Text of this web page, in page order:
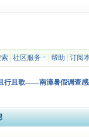
| 社区服务 帮助 订阅
行且歌——南漳暑假调查